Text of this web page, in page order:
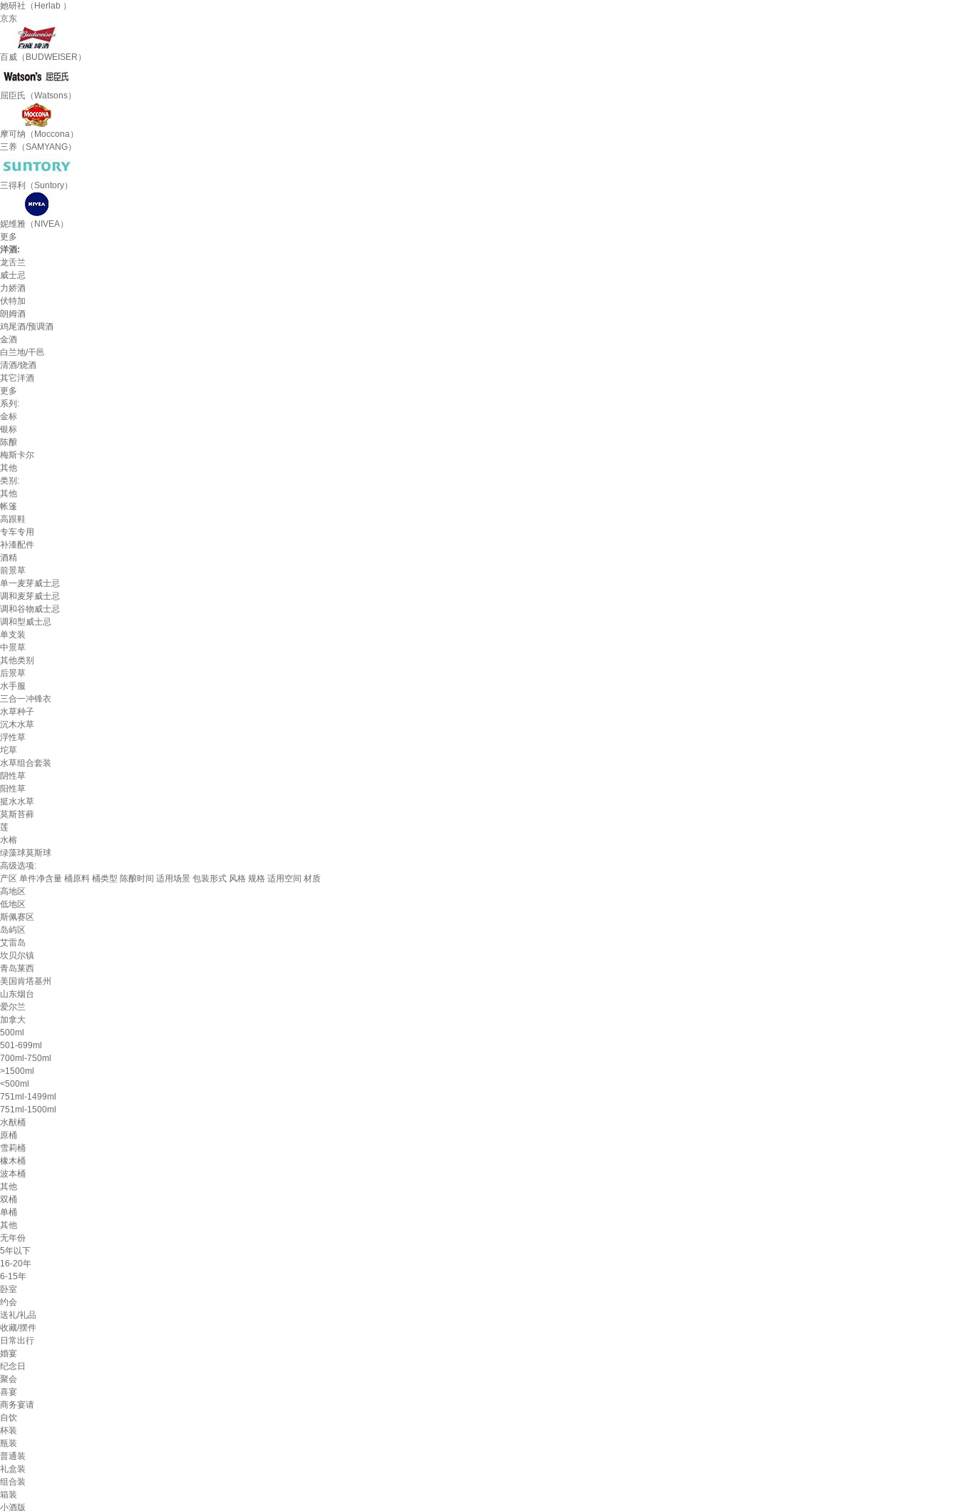
她研社（Herlab ）
京东
百威（BUDWEISER）
屈臣氏（Watsons）
摩可纳（Moccona）
三养（SAMYANG）
三得利（Suntory）
妮维雅（NIVEA）
更多
洋酒:
龙舌兰
威士忌
力娇酒
伏特加
朗姆酒
鸡尾酒/预调酒
金酒
白兰地/干邑
清酒/烧酒
其它洋酒
更多
系列:
金标
银标
陈酿
梅斯卡尔
其他
类别:
其他
帐篷
高跟鞋
专车专用
补漆配件
酒精
前景草
单一麦芽威士忌
调和麦芽威士忌
调和谷物威士忌
调和型威士忌
单支装
中景草
其他类别
后景草
水手服
三合一冲锋衣
水草种子
沉木水草
浮性草
坨草
水草组合套装
阴性草
阳性草
挺水水草
莫斯苔藓
莲
水榕
绿藻球莫斯球
高级选项:
产区 单件净含量 桶原料 桶类型 陈酿时间 适用场景 包装形式 风格 规格 适用空间 材质
高地区
低地区
斯佩赛区
岛屿区
艾雷岛
坎贝尔镇
青岛莱西
美国肯塔基州
山东烟台
爱尔兰
加拿大
500ml
501-699ml
700ml-750ml
>1500ml
<500ml
751ml-1499ml
751ml-1500ml
水猷桶
原桶
雪莉桶
橡木桶
波本桶
其他
双桶
单桶
其他
无年份
5年以下
16-20年
6-15年
卧室
约会
送礼/礼品
收藏/摆件
日常出行
婚宴
纪念日
聚会
喜宴
商务宴请
自饮
杯装
瓶装
普通装
礼盒装
组合装
箱装
小酒版